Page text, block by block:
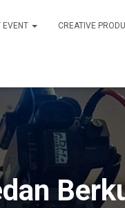
EVENT CREATIVE